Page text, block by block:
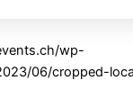
wp-
06/cropped-